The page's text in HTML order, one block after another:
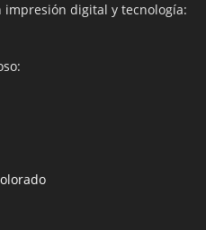
digital y tecnología: